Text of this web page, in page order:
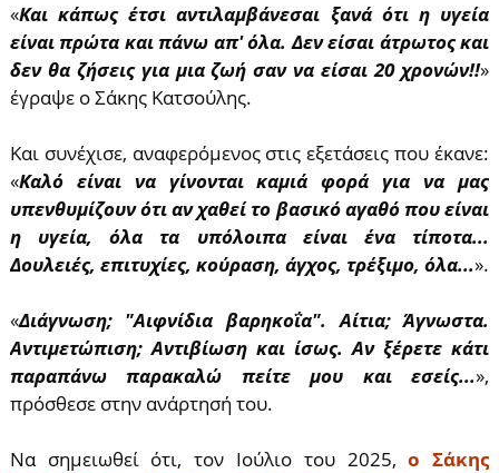
«Και κάπως έτσι αντιλαμβάνεσαι ξανά ότι η υγεία
είναι πρώτα και πάνω απ' όλα. Δεν είσαι άτρωτος και
δεν θα ζήσεις για μια ζωή σαν να είσαι 20 χρονών!!»
έγραψε ο Σάκης Κατσούλης.
Και συνέχισε, αναφερόμενος στις εξετάσεις που έκανε:
«Καλό είναι να γίνονται καμιά φορά για να μας
υπενθυμίζουν ότι αν χαθεί το βασικό αγαθό που είναι
η υγεία, όλα τα υπόλοιπα είναι ένα τίποτα...
Δουλειές, επιτυχίες, κούραση, άγχος, τρέξιμο, όλα...».
«Διάγνωση; "Αιφνίδια βαρηκοΐα". Αίτια; Άγνωστα.
Αντιμετώπιση; Αντιβίωση και ίσως. Αν ξέρετε κάτι
παραπάνω παρακαλώ πείτε μου και εσείς...»,
πρόσθεσε στην ανάρτησή του.
Να σημειωθεί ότι, τον Ιούλιο του 2025,ο Σάκης